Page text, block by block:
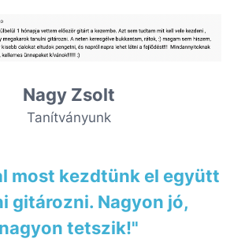
Nagy Zsolt
Tanítványunk
most kezdtünk el együtt
gitározni. Nagyon jó,
nagyon tetszik!"